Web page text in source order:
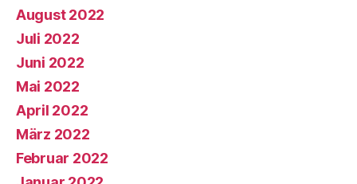
August 2022
Juli 2022
Juni 2022
Mai 2022
April 2022
März 2022
Februar 2022